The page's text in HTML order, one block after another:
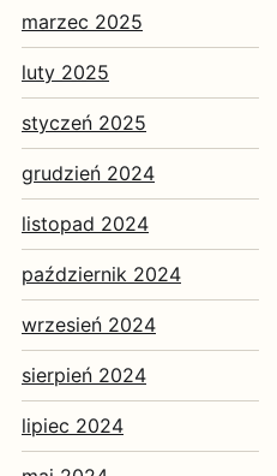
marzec 2025
luty 2025
styczeń 2025
grudzień 2024
listopad 2024
październik 2024
wrzesień 2024
sierpień 2024
lipiec 2024